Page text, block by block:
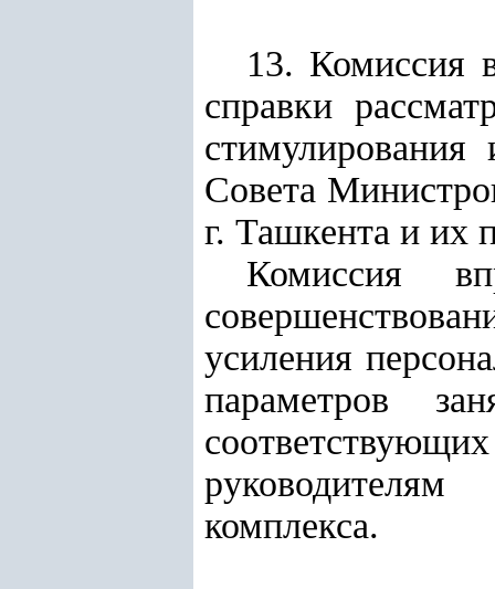
13. Комиссия
справки
стимулирования
Совета
г. Ташкента и их
Комиссия
усиления
параметров
комплекса.